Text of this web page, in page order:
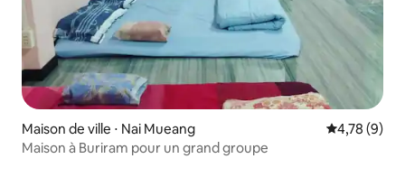
Maison de ville ⋅ Nai Mueang Évaluation
4,78 (9)
Maison à Buriram pour un grand groupe